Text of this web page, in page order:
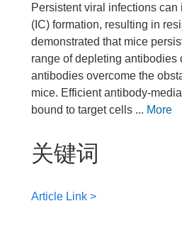
Persistent viral infections
(IC) formation, resulting in
demonstrated that mice
range of depleting antibodies
antibodies overcome the
mice. Efficient antibody-
bound to target cells ... More
关键词
Article Link >